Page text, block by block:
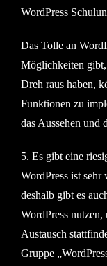
WordPress
Das Tolle an
Möglichkeiten gibt,
Dreh raus haben,
Funktionen zu
das Aussehen und
5. Es gibt eine
WordPress ist sehr
deshalb gibt es
WordPress
Austausch
Gruppe